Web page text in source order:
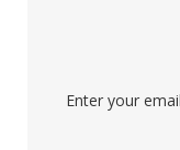
Enter your